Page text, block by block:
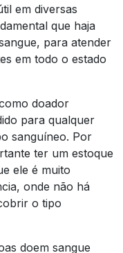
em diversas
que haja
para atender
em todo o estado
doador
para qualquer
sanguíneo. Por
ter um estoque
ele é muito
onde não há
o tipo
doem sangue